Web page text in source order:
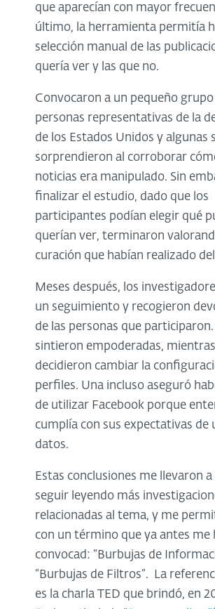
que aparecían con mayor
último, la herramienta permitía
selección manual de las
quería ver y las que no.
Convocaron a un pequeño
personas representativas de la
de los Estados Unidos y algunas
sorprendieron al corroborar
noticias era manipulado. Sin
finalizar el estudio, dado que los
participantes podían elegir qué
querían ver, terminaron
curación que habían realizado
Meses después, los
un seguimiento y recogieron
de las personas que
sintieron empoderadas,
decidieron cambiar la
perfiles. Una incluso aseguró
de utilizar Facebook porque
cumplía con sus expectativas de
datos.
Estas conclusiones me llevaron
seguir leyendo más
relacionadas al tema, y me
con un término que ya antes me
convocad: “Burbujas de
“Burbujas de Filtros”. La
es la charla TED que brindó, en